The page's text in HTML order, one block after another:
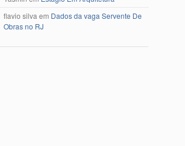
flavio silva em Dados da vaga Servente De
Obras no RJ